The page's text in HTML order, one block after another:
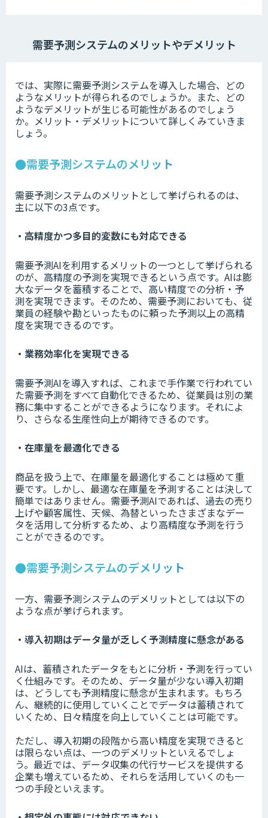
需要予測システムのメリットやデメリット
では、実際に需要予測システムを導入した場合、どの
ようなメリットが得られるのでしょうか。また、どの
ようなデメリットが生じる可能性があるのでしょう
か。メリット・デメリットについて詳しくみていきま
しょう。
●需要予測システムのメリット
需要予測システムのメリットとして挙げられるのは、
主に以下の3点です。
・高精度かつ多目的変数にも対応できる
需要予測AIを利用するメリットの一つとして挙げられる
のが、高精度の予測を実現できるという点です。AIは膨
大なデータを蓄積することで、高い精度での分析・予
測を実現できます。そのため、需要予測においても、従
業員の経験や勘といったものに頼った予測以上の高精
度を実現できるのです。
・業務効率化を実現できる
需要予測AIを導入すれば、これまで手作業で行われてい
た需要予測をすべて自動化できるため、従業員は別の業
務に集中することができるようになります。それによ
り、さらなる生産性向上が期待できるのです。
・在庫量を最適化できる
商品を扱う上で、在庫量を最適化することは極めて重
要です。しかし、最適な在庫量を予測することは決して
簡単ではありません。需要予測AIであれば、過去の売り
上げや顧客属性、天候、為替といったさまざまなデー
タを活用して分析するため、より高精度な予測を行う
ことができるのです。
●需要予測システムのデメリット
一方、需要予測システムのデメリットとしては以下の
ような点が挙げられます。
・導入初期はデータ量が乏しく予測精度に懸念がある
AIは、蓄積されたデータをもとに分析・予測を行ってい
く仕組みです。そのため、データ量が少ない導入初期
は、どうしても予測精度に懸念が生まれます。もちろ
ん、継続的に使用していくことでデータは蓄積されて
いくため、日々精度を向上していくことは可能です。
ただし、導入初期の段階から高い精度を実現できると
は限らない点は、一つのデメリットといえるでしょ
う。最近では、データ収集の代行サービスを提供する
企業も増えているため、それらを活用していくのも一
つの手段といえます。